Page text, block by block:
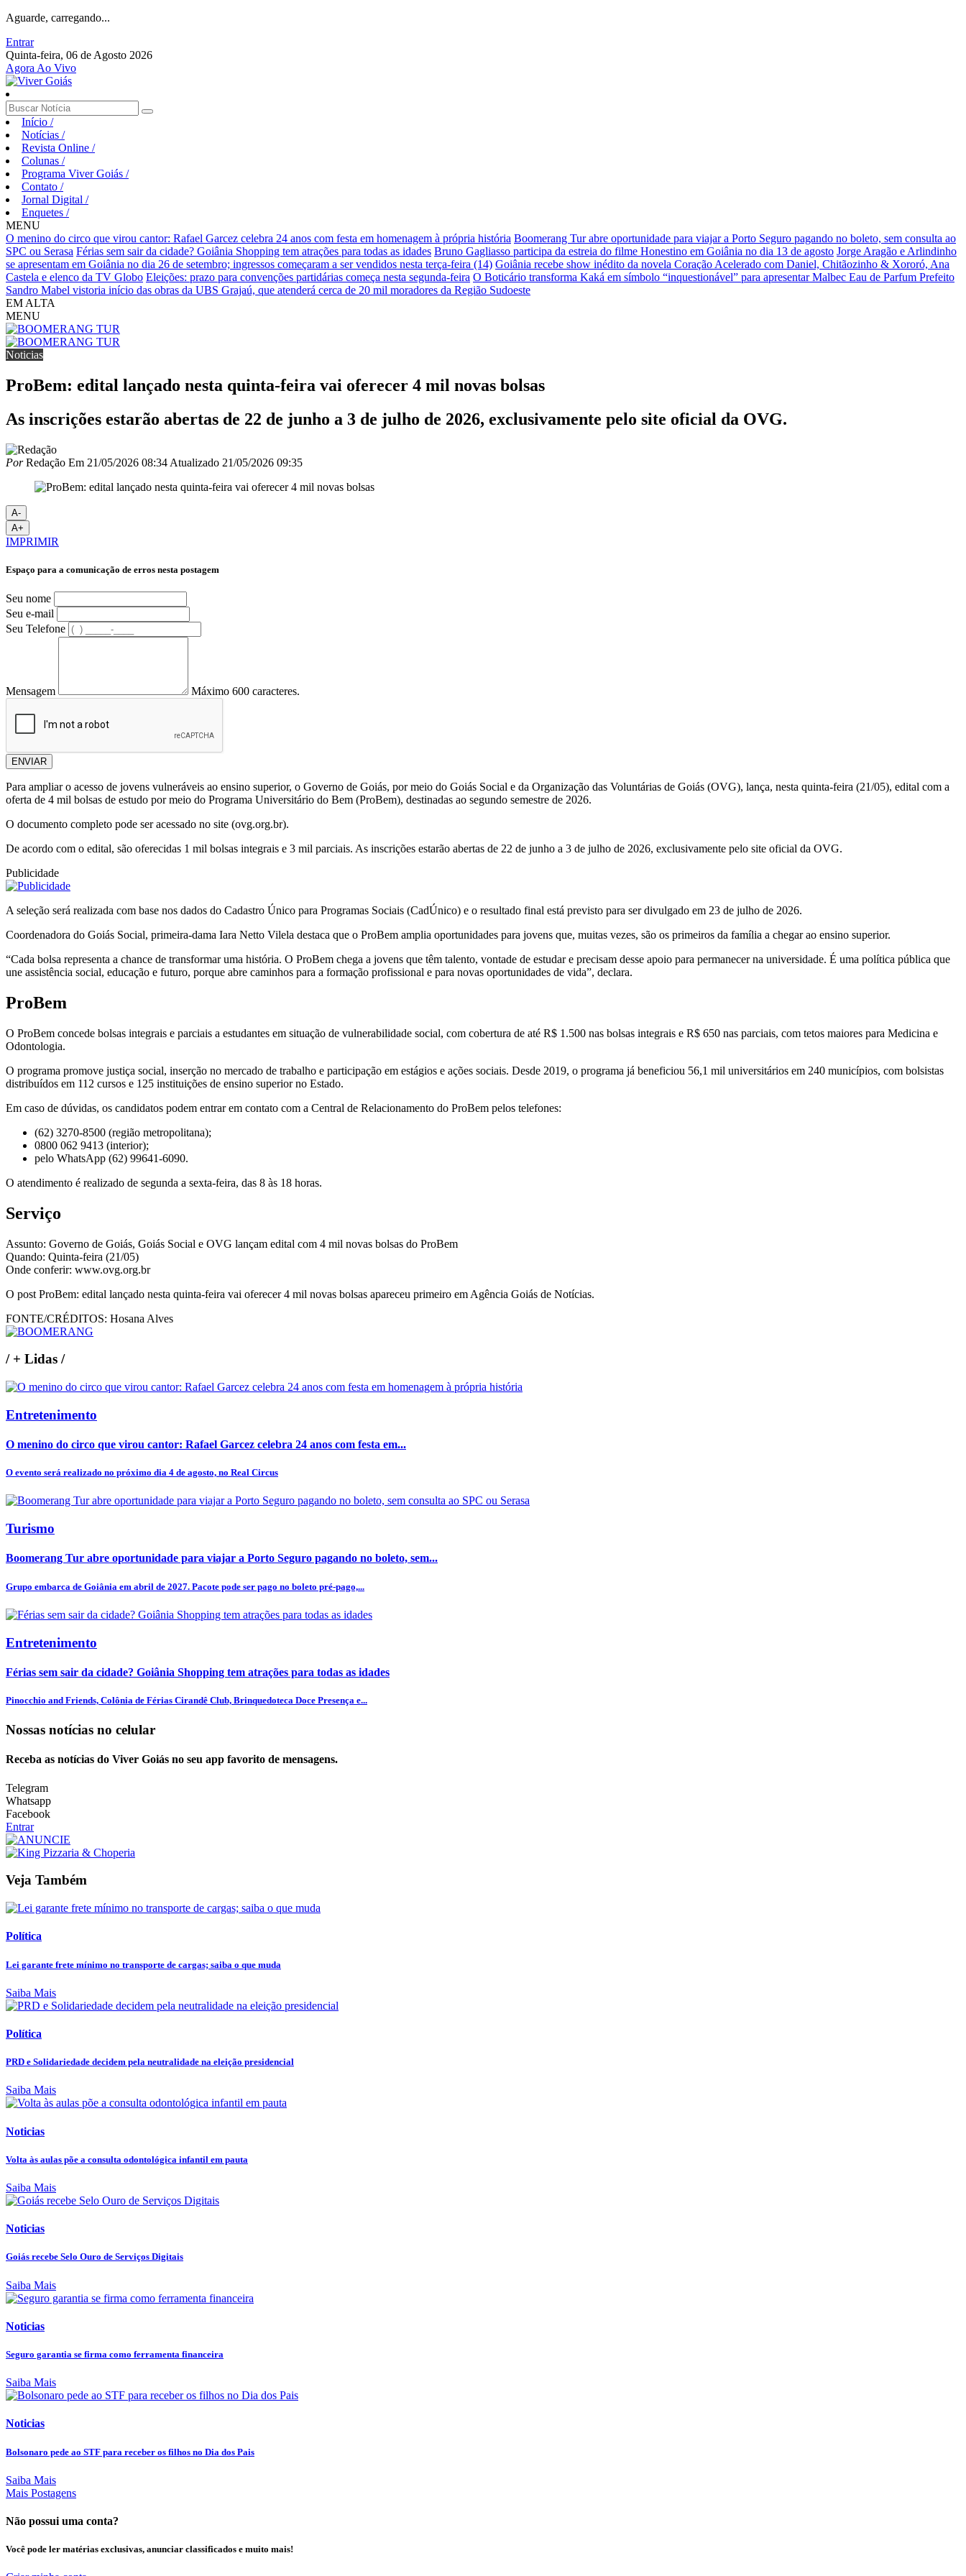
Aguarde, carregando...
Entrar
Quinta-feira, 06 de Agosto 2026
Agora Ao Vivo
Início /
Notícias /
Revista Online /
Colunas /
Programa Viver Goiás /
Contato /
Jornal Digital /
Enquetes /
MENU
O menino do circo que virou cantor: Rafael Garcez celebra 24 anos com festa em homenagem à própria história Boomerang Tur abre oportunidade para viajar a Porto Seguro pagando no boleto, sem consulta ao
SPC ou Serasa Férias sem sair da cidade? Goiânia Shopping tem atrações para todas as idades Bruno Gagliasso participa da estreia do filme Honestino em Goiânia no dia 13 de agosto Jorge Aragão e Arlindinho
se apresentam em Goiânia no dia 26 de setembro; ingressos começaram a ser vendidos nesta terça-feira (14) Goiânia recebe show inédito da novela Coração Acelerado com Daniel, Chitãozinho & Xororó, Ana
Castela e elenco da TV Globo Eleições: prazo para convenções partidárias começa nesta segunda-feira O Boticário transforma Kaká em símbolo “inquestionável” para apresentar Malbec Eau de Parfum Prefeito
Sandro Mabel vistoria início das obras da UBS Grajaú, que atenderá cerca de 20 mil moradores da Região Sudoeste
EM ALTA
MENU
Noticias
ProBem: edital lançado nesta quinta-feira vai oferecer 4 mil novas bolsas
As inscrições estarão abertas de 22 de junho a 3 de julho de 2026, exclusivamente pelo site oficial da OVG.
PorRedação Em 21/05/2026 08:34 Atualizado 21/05/2026 09:35
A-
A+
IMPRIMIR
Espaço para a comunicação de erros nesta postagem
Seu nome
Seu e-mail
Seu Telefone
Mensagem Máximo 600 caracteres.
ENVIAR
Para ampliar o acesso de jovens vulneráveis ao ensino superior, o Governo de Goiás, por meio do Goiás Social e da Organização das Voluntárias de Goiás (OVG), lança, nesta quinta-feira (21/05), edital com a
oferta de 4 mil bolsas de estudo por meio do Programa Universitário do Bem (ProBem), destinadas ao segundo semestre de 2026.
O documento completo pode ser acessado no site (ovg.org.br).
De acordo com o edital, são oferecidas 1 mil bolsas integrais e 3 mil parciais. As inscrições estarão abertas de 22 de junho a 3 de julho de 2026, exclusivamente pelo site oficial da OVG.
Publicidade
A seleção será realizada com base nos dados do Cadastro Único para Programas Sociais (CadÚnico) e o resultado final está previsto para ser divulgado em 23 de julho de 2026.
Coordenadora do Goiás Social, primeira-dama Iara Netto Vilela destaca que o ProBem amplia oportunidades para jovens que, muitas vezes, são os primeiros da família a chegar ao ensino superior.
“Cada bolsa representa a chance de transformar uma história. O ProBem chega a jovens que têm talento, vontade de estudar e precisam desse apoio para permanecer na universidade. É uma política pública que
une assistência social, educação e futuro, porque abre caminhos para a formação profissional e para novas oportunidades de vida”, declara.
ProBem
O ProBem concede bolsas integrais e parciais a estudantes em situação de vulnerabilidade social, com cobertura de até R$ 1.500 nas bolsas integrais e R$ 650 nas parciais, com tetos maiores para Medicina e
Odontologia.
O programa promove justiça social, inserção no mercado de trabalho e participação em estágios e ações sociais. Desde 2019, o programa já beneficiou 56,1 mil universitários em 240 municípios, com bolsistas
distribuídos em 112 cursos e 125 instituições de ensino superior no Estado.
Em caso de dúvidas, os candidatos podem entrar em contato com a Central de Relacionamento do ProBem pelos telefones:
(62) 3270-8500 (região metropolitana);
0800 062 9413 (interior);
pelo WhatsApp (62) 99641-6090.
O atendimento é realizado de segunda a sexta-feira, das 8 às 18 horas.
Serviço
Assunto: Governo de Goiás, Goiás Social e OVG lançam edital com 4 mil novas bolsas do ProBem
Quando: Quinta-feira (21/05)
Onde conferir: www.ovg.org.br
O post ProBem: edital lançado nesta quinta-feira vai oferecer 4 mil novas bolsas apareceu primeiro em Agência Goiás de Notícias.
FONTE/CRÉDITOS: Hosana Alves
/+ Lidas /
Entretenimento
O menino do circo que virou cantor: Rafael Garcez celebra 24 anos com festa em...
O evento será realizado no próximo dia 4 de agosto, no Real Circus
Turismo
Boomerang Tur abre oportunidade para viajar a Porto Seguro pagando no boleto, sem...
Grupo embarca de Goiânia em abril de 2027. Pacote pode ser pago no boleto pré-pago,...
Entretenimento
Férias sem sair da cidade? Goiânia Shopping tem atrações para todas as idades
Pinocchio and Friends, Colônia de Férias Cirandê Club, Brinquedoteca Doce Presença e...
Nossas notícias no celular
Receba as notícias do Viver Goiás no seu app favorito de mensagens.
Telegram
Whatsapp
Facebook
Entrar
Veja Também
Política
Lei garante frete mínimo no transporte de cargas; saiba o que muda
Saiba Mais
Política
PRD e Solidariedade decidem pela neutralidade na eleição presidencial
Saiba Mais
Noticias
Volta às aulas põe a consulta odontológica infantil em pauta
Saiba Mais
Noticias
Goiás recebe Selo Ouro de Serviços Digitais
Saiba Mais
Noticias
Seguro garantia se firma como ferramenta financeira
Saiba Mais
Noticias
Bolsonaro pede ao STF para receber os filhos no Dia dos Pais
Saiba Mais
Mais Postagens
Não possui uma conta?
Você pode ler matérias exclusivas, anunciar classificados e muito mais!